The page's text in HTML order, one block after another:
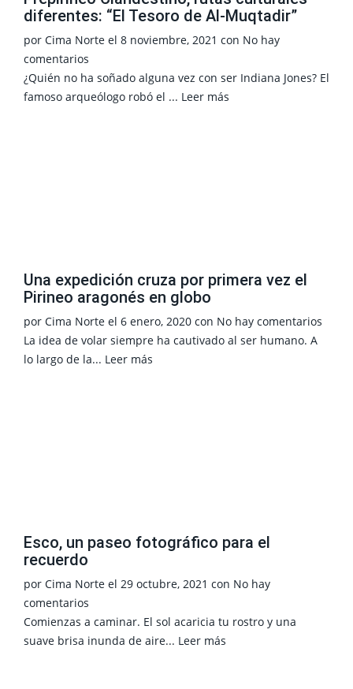
diferentes: “El Tesoro de Al-Muqtadir”
por Cima Norte el 8 noviembre, 2021 con No hay
comentarios
¿Quién no ha soñado alguna vez con ser Indiana Jones? El
famoso arqueólogo robó el ... Leer más
Una expedición cruza por primera vez el
Pirineo aragonés en globo
por Cima Norte el 6 enero, 2020 con No hay comentarios
La idea de volar siempre ha cautivado al ser humano. A
lo largo de la... Leer más
Esco, un paseo fotográfico para el
recuerdo
por Cima Norte el 29 octubre, 2021 con No hay
comentarios
Comienzas a caminar. El sol acaricia tu rostro y una
suave brisa inunda de aire... Leer más